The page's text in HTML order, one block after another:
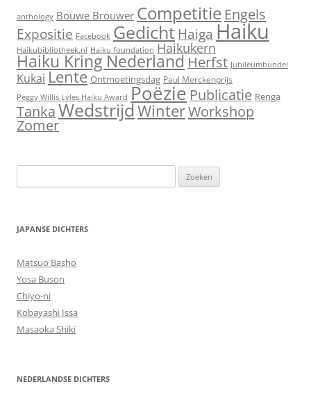
anthology Bouwe Brouwer Competitie Engels
Expositie Facebook Gedicht Haiga Haiku
Haikubibliotheek.nl Haiku foundation Haikukern
Haiku Kring Nederland Herfst Jubileumbundel
Kukai Lente Ontmoetingsdag Paul Merckenprijs
Peggy Willis Lyles Haiku Award Poëzie Publicatie Renga
TankaWedstrijdWinterWorkshop
Zomer
naar:
JAPANSE DICHTERS
Matsuo Basho
Yosa Buson
Chiyo-ni
Kobayashi Issa
Masaoka Shiki
NEDERLANDSE DICHTERS